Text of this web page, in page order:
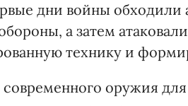
дни войны
а затем
технику и
оружия